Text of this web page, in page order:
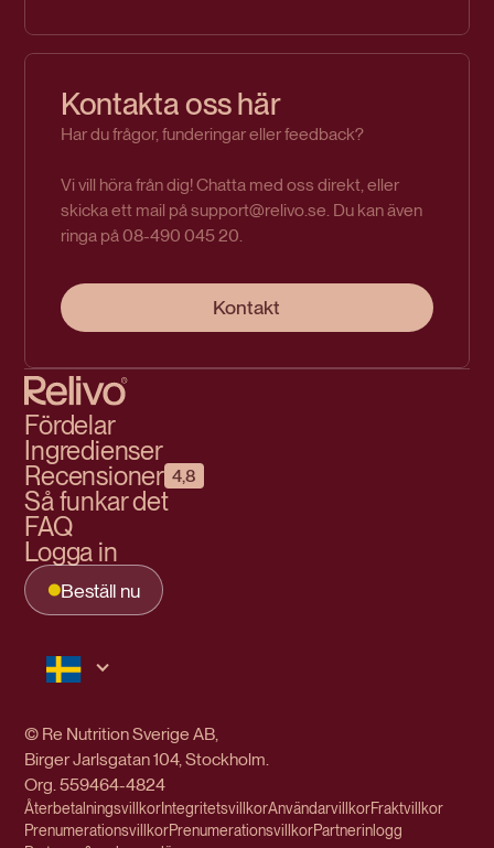
Kontakta oss här
Har du frågor, funderingar eller feedback?
Vi vill höra från dig! Chatta med oss direkt, eller
skicka ett mail på support@relivo.se. Du kan även
ringa på 08-490 045 20.
Kontakt
Fördelar
Ingredienser
Recensioner 4,8
Så funkar det
FAQ
Logga in
Beställ nu
© Re Nutrition Sverige AB,
Birger Jarlsgatan 104, Stockholm.
Org.559464-4824
ÅterbetalningsvillkorIntegritetsvillkorAnvändarvillkorFraktvillkor
PrenumerationsvillkorPrenumerationsvillkorPartnerinlogg